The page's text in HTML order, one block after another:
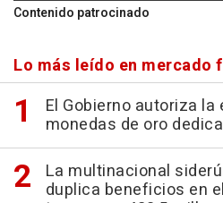
Contenido patrocinado
Lo más leído en mercado
El Gobierno autoriza la
monedas de oro
La multinacional
duplica beneficios en